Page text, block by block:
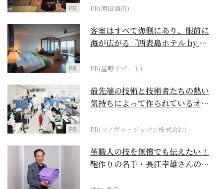
PR PR(濵田酒造)
PR
客室はすべて海側にあり、眼前に
海が広がる『西表島ホテル by 星
PR(星野リゾート)
PR
最先端の技術と技術者たちの熱い
気持ちによって作られているオー
PR(ソノヴァ・ジャパン株式会社)
革職人の技を無償でも伝えたい！
鞄作りの名手・長江幸雄さんの第